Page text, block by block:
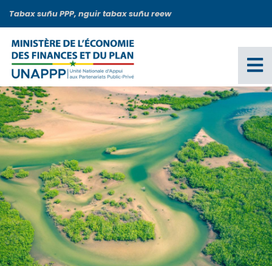
contenu
principal
Tabax suñu PPP, nguir tabax suñu reew